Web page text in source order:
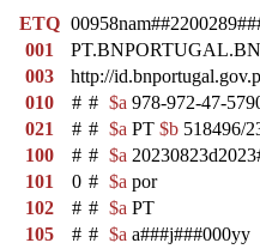
ETQ
001
003
http://
010
# # $a 978-972-47-
021
# # $a PT $b 518496/
100
# # $a
101
0 # $a por
102
# # $a PT
105
# # $a a###j###000yy